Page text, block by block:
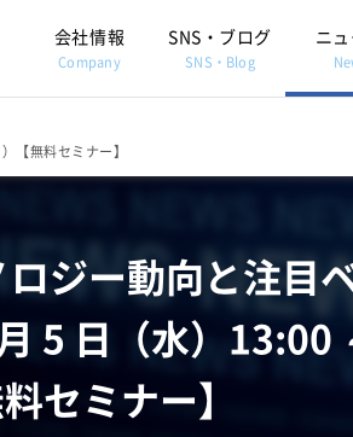
会社情報
Company
SNS・ブログ
SNS・Blog
ニ
【無料セミナー】
ジー動向と注目
5 日（水）13:00
料セミナー】